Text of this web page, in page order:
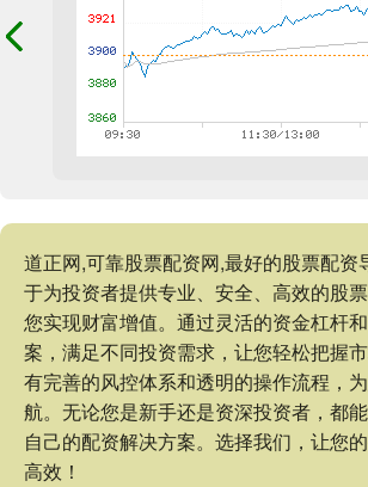
道正网,可靠股票配资网,最好的股票配
于为投资者提供专业、安全、高效的股
您实现财富增值。通过灵活的资金杠杆
案，满足不同投资需求，让您轻松把握
有完善的风控体系和透明的操作流程，
航。无论您是新手还是资深投资者，都
自己的配资解决方案。选择我们，让您
高效！